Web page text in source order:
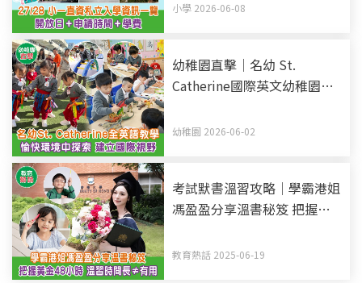
小學 2026-06-08
幼稚園直擊｜名幼 St.
Catherine國際英文幼稚園暨
中探索 建立國際視野
幼稚園 2026-06-02
考試默書溫習攻略｜學霸港姐
馮盈盈分享溫書秘笈 把握黃
不等於有用
教育熱話 2025-06-19